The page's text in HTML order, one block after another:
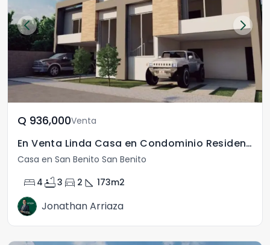
Q	936,000Venta
En Venta Linda Casa en Condominio Residencial
Casa en San Benito San Benito
bed 4 bathtub3 directions_car 2 square_foot 173m2
Jonathan Arriaza